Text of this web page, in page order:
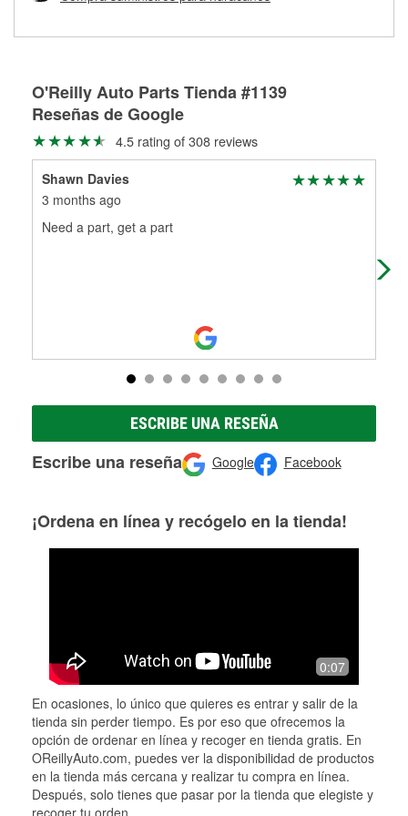
partes de reemplazo correctas para tu reparación.
O'Reilly Auto Parts Tienda #1139
Reseñas de Google
4.5 rating of 308 reviews
Shawn Davies
3 months ago
Need a part, get a part
ESCRIBE UNA RESEÑA
Escribe una reseña Google Facebook
¡Ordena en línea y recógelo en la tienda!
0:07
En ocasiones, lo único que quieres es entrar y salir de la
tienda sin perder tiempo. Es por eso que ofrecemos la
opción de ordenar en línea y recoger en tienda gratis. En
OReillyAuto.com, puedes ver la disponibilidad de productos
en la tienda más cercana y realizar tu compra en línea.
Después, solo tienes que pasar por la tienda que elegiste y
recoger tu orden.